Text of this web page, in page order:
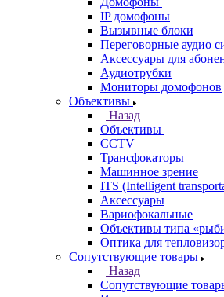
IP домофоны
Вызывные блоки
Переговорные аудио
Аксессуары для
Аудиотрубки
Мониторы домофонов
Объективы
Назад
Объективы
CCTV
Трансфокаторы
Машинное зрение
ITS (Intelligent
Аксессуары
Вариофокальные
Объективы типа
Оптика для
Сопутствующие товары
Назад
Сопутствующие